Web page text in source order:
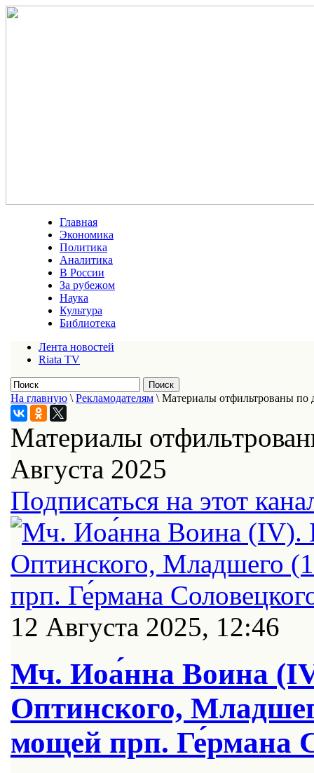
Главная
Экономика
Политика
Аналитика
В России
За рубежом
Наука
Культура
Библиотека
Лента новостей
Riata TV
На главную \ Рекламодателям \ Материалы отфильтрованы по
Материалы
Августа 2025
Подписаться на этот
12 Августа 2025, 12:46
Мч. Иоа́нна Воина
Оптинского,
мощей прп. Ге́рмана